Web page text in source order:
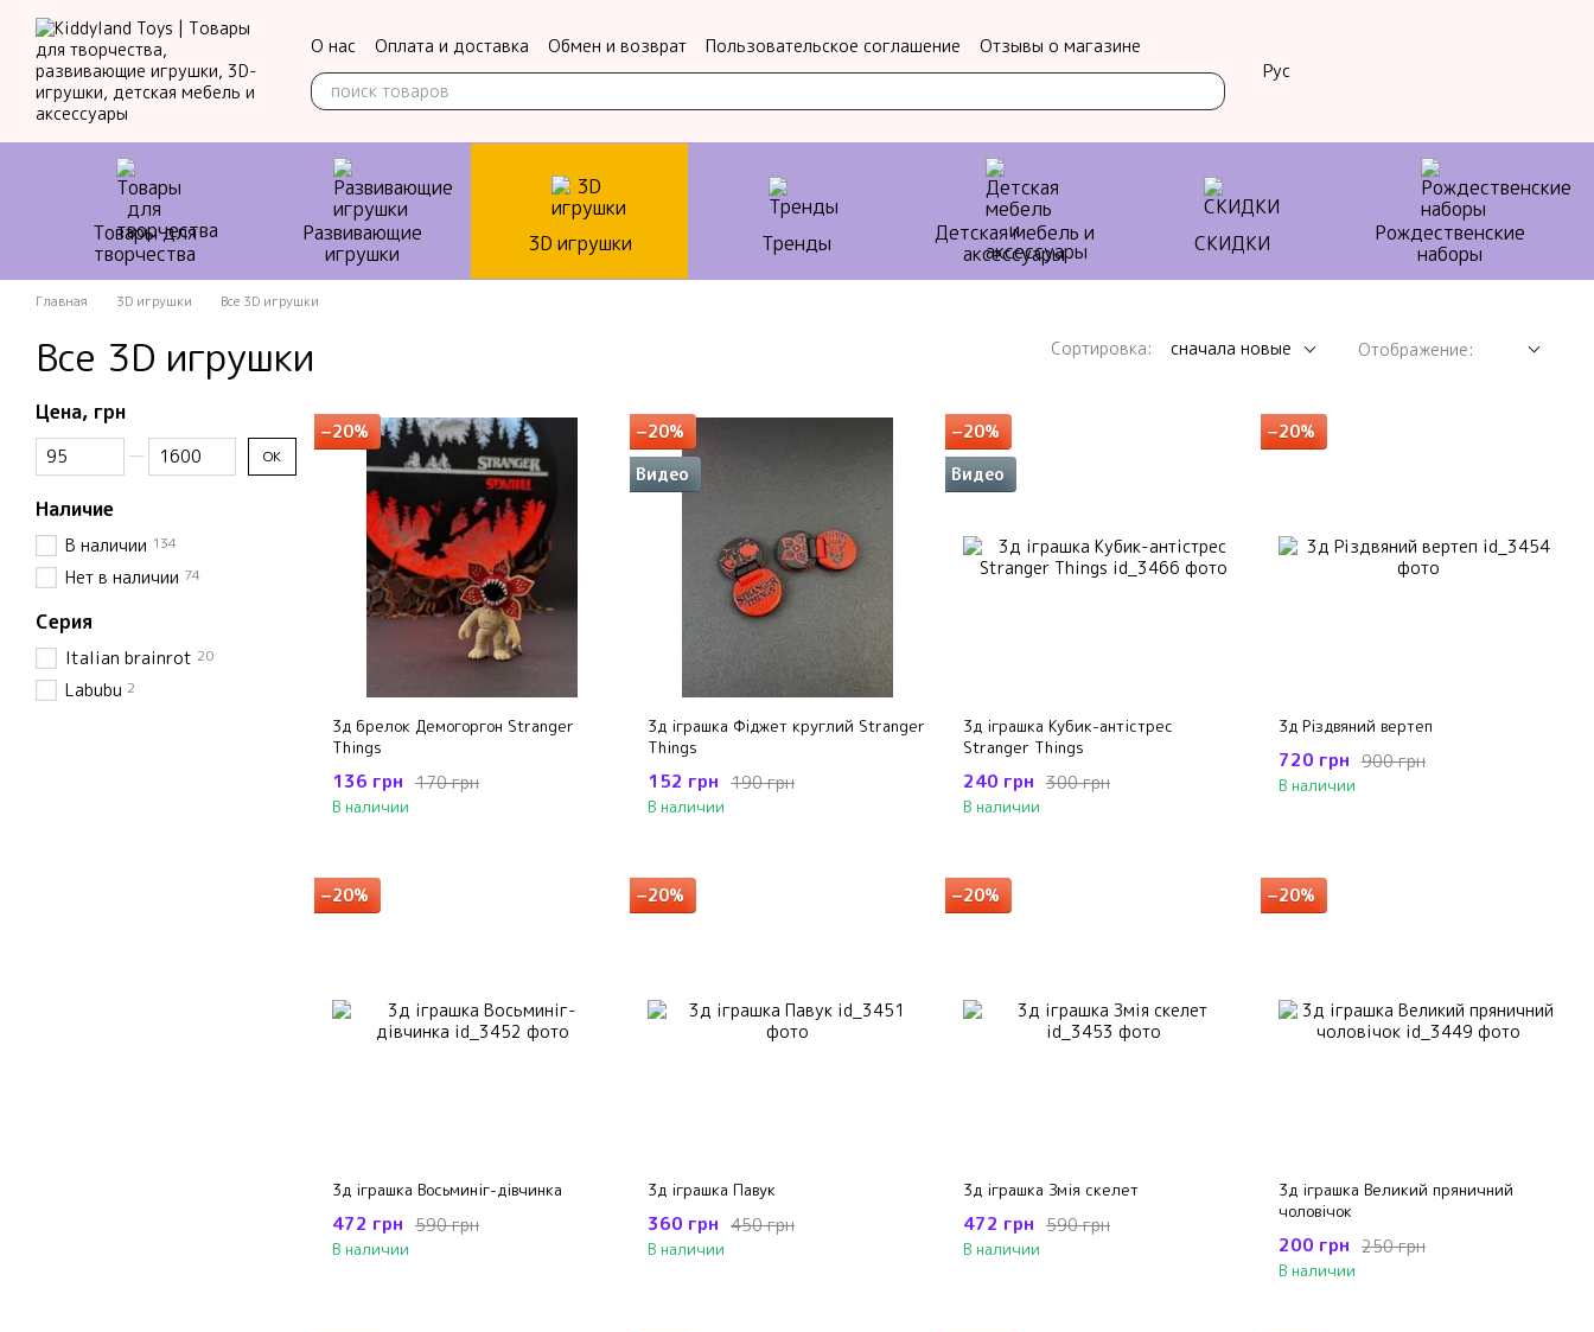
Перейти к основному контенту
О нас
Оплата и доставка Обмен и возврат Пользовательское соглашение
Отзывы о магазине
Контактная информация
Рус
Товары для
творчества
Развивающие
игрушки
3D игрушки Тренды
Детская мебель и
аксессуары
СКИДКИ
Рождественские
наборы
Главная 3D игрушки Все 3D игрушки
Все 3D игрушки Сортировка: сначала новые Отображение:
−20%
3д брелок Демогоргон Stranger
Things
170 грн
136 грн
В наличии
−20%
Видео
3д іграшка Фіджет круглий Stranger
Things
190 грн
152 грн
В наличии
−20%
Видео
3д іграшка Кубик-антістрес
Stranger Things
300 грн
240 грн
В наличии
−20%
3д Різдвяний вертеп
900 грн
720 грн
В наличии
−20%
3д іграшка Восьминіг-дівчинка
590 грн
472 грн
В наличии
−20%
3д іграшка Павук
450 грн
360 грн
В наличии
−20%
3д іграшка Змія скелет
590 грн
472 грн
В наличии
−20%
3д іграшка Великий пряничний
чоловічок
250 грн
200 грн
В наличии
Цена, грн
От Цена, грн
До Цена, грн OK
Наличие
В наличии 134
Нет в наличии 74
Серия
Italian brainrot 20
Labubu 2